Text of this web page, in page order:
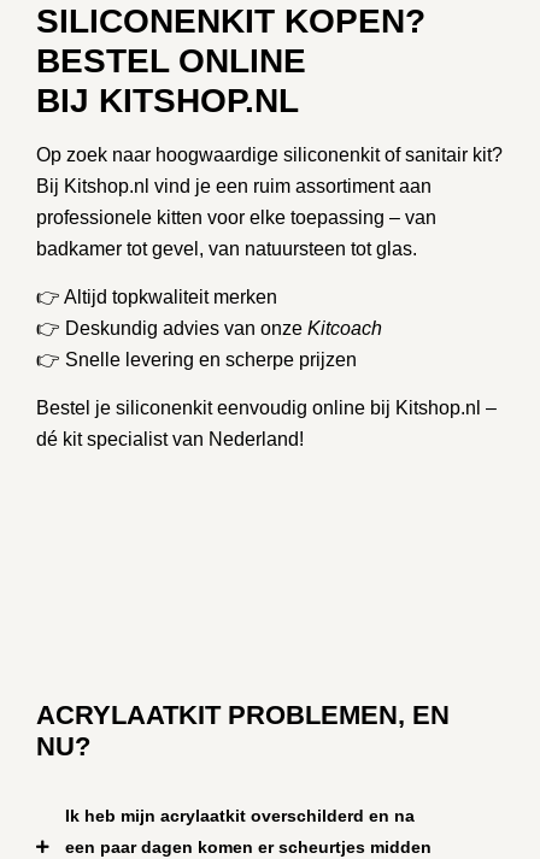
SILICONENKIT KOPEN?
BESTEL ONLINE
BIJ KITSHOP.NL
Op zoek naar hoogwaardige siliconenkitofsanitair kit?
Bij Kitshop.nl vind je een ruim assortiment aan
professionele kitten voor elke toepassing – van
badkamer tot gevel, van natuursteen tot glas.
👉 Altijd topkwaliteit merken
👉 Deskundig advies van onze Kitcoach
👉 Snelle levering en scherpe prijzen
Bestel je siliconenkit eenvoudig online bij Kitshop.nl –
dé kit specialist van Nederland!
ACRYLAATKIT PROBLEMEN, EN
NU?
Ik heb mijn acrylaatkit overschilderd en na
een paar dagen komen er scheurtjes midden